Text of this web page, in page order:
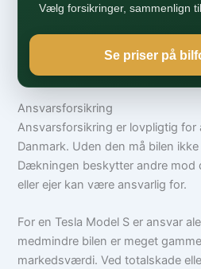
Vælg forsikringer, sammenlign
Se priser på
Ansvarsforsikring
Ansvarsforsikring er lovpligtig for
Danmark. Uden den må bilen
Dækningen beskytter andre mod
eller ejer kan være ansvarlig for.
For en Tesla Model S er ansvar
medmindre bilen er meget
markedsværdi. Ved totalskade